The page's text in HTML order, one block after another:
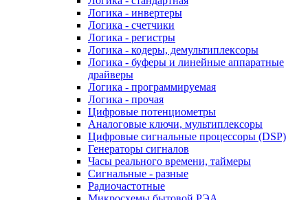
Логика - инвертеры
Логика - счетчики
Логика - регистры
Логика - кодеры, демультиплексоры
Логика - буферы и линейные аппаратные
драйверы
Логика - программируемая
Логика - прочая
Цифровые потенциометры
Аналоговые ключи, мультиплексоры
Цифровые сигнальные процессоры (DSP)
Генераторы сигналов
Часы реального времени, таймеры
Сигнальные - разные
Радиочастотные